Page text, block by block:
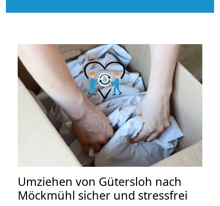
Umziehen von Gütersloh nach
Möckmühl sicher und stressfrei